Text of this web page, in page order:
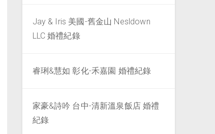
Jay & Iris 美國-舊金山 Nesldown
LLC 婚禮紀錄
睿琍&慧如 彰化-禾嘉園 婚禮紀錄
家豪&詩吟 台中-清新溫泉飯店 婚禮
紀錄